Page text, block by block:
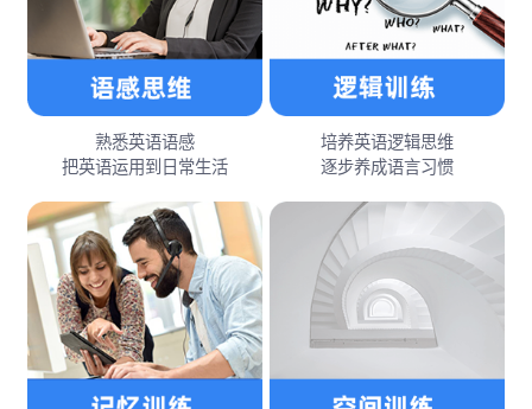
熟悉英语语感
把英语运用到日常生活
培养英语逻辑思维
逐步养成语言习惯